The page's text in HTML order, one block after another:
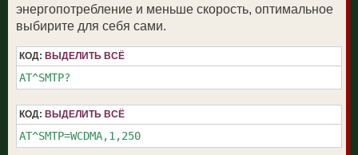
энергопотребление и меньше скорость, оптимальное
выбирите для себя сами.
КОД: ВЫДЕЛИТЬ ВСЁ
AT^SMTP?
КОД: ВЫДЕЛИТЬ ВСЁ
AT^SMTP=WCDMA,1,250